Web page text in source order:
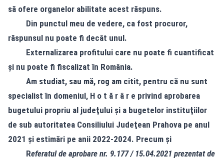
să ofere organelor abilitate acest răspuns.
Din punctul meu de vedere, ca fost procuror,
răspunsul nu poate fi decât unul.
Externalizarea profitului care nu poate fi cuantificat
și nu poate fi fiscalizat în România.
Am studiat, sau mă, rog am citit, pentru că nu sunt
specialist în domeniul, H o t ă r â r e privind aprobarea
bugetului propriu al judeţului şi a bugetelor instituţiilor
de sub autoritatea Consiliului Judeţean Prahova pe anul
2021 și estimări pe anii 2022-2024. Precum și
Referatul de aprobare nr. 9.177 / 15.04.2021 prezentat de